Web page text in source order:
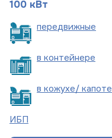
100 кВт
передвижные
в контейнере
в кожухе/ капоте
ИБП